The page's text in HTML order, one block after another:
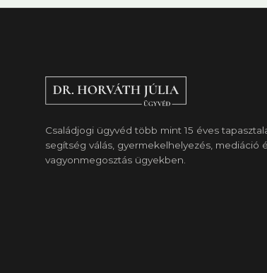
Családjogi ügyvéd több mint 15 éves
segítség válás, gyermekelhelyezés, mediáció
vagyonmegosztás ügyekben.